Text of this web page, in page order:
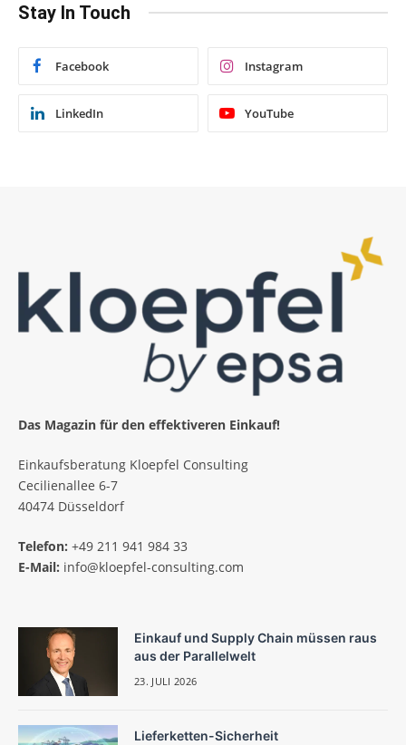
Stay In Touch
Facebook Instagram
LinkedIn YouTube
Das Magazin für den effektiveren Einkauf!
Einkaufsberatung Kloepfel Consulting
Cecilienallee 6-7
40474 Düsseldorf
Telefon: +49 211 941 984 33
E-Mail: info@kloepfel-consulting.com
Einkauf und Supply Chain müssen raus
aus der Parallelwelt
23. JULI 2026
Lieferketten-Sicherheit